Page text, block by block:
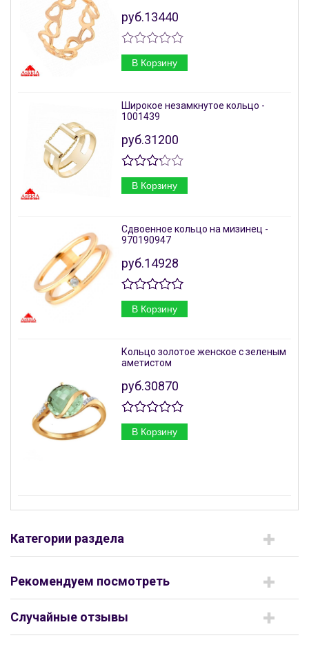
руб.13440
В Корзину
Широкое незамкнутое кольцо -
1001439
руб.31200
В Корзину
Сдвоенное кольцо на мизинец -
970190947
руб.14928
В Корзину
Кольцо золотое женское с зеленым
аметистом
руб.30870
В Корзину
Категории раздела
Рекомендуем посмотреть
Случайные отзывы